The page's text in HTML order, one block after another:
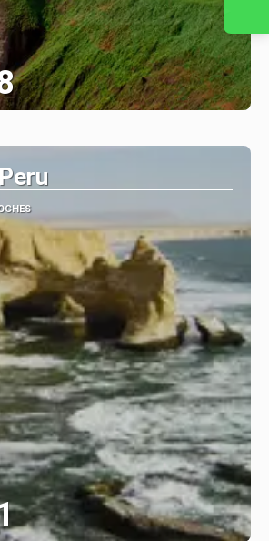
Contacta con nosotros